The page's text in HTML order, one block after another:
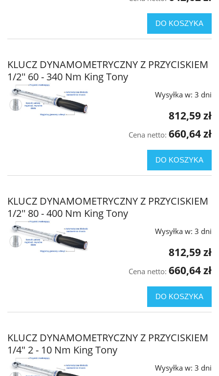
DO KOSZYKA
KLUCZ DYNAMOMETRYCZNY Z PRZYCISKIEM
1/2'' 60 - 340 Nm King Tony
Wysyłka w: 3 dni
812,59 zł
Cena netto: 660,64 zł
DO KOSZYKA
KLUCZ DYNAMOMETRYCZNY Z PRZYCISKIEM
1/2'' 80 - 400 Nm King Tony
Wysyłka w: 3 dni
812,59 zł
Cena netto: 660,64 zł
DO KOSZYKA
KLUCZ DYNAMOMETRYCZNY Z PRZYCISKIEM
1/4" 2 - 10 Nm King Tony
Wysyłka w: 3 dni